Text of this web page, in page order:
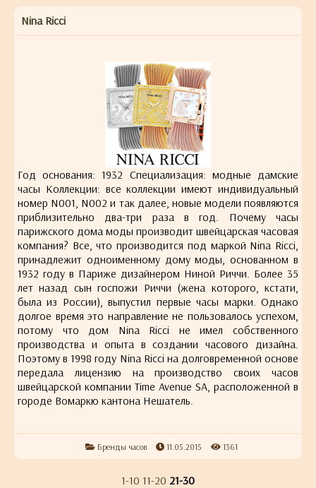
Nina Ricci
Год основания: 1932 Специализация: модные дамские
часы Коллекции: все коллекции имеют индивидуальный
номер N001, N002 и так далее, новые модели появляются
приблизительно два-три раза в год. Почему часы
парижского дома моды производит швейцарская часовая
компания? Все, что производится под маркой Nina Ricci,
принадлежит одноименному дому моды, основанном в
1932 году в Париже дизайнером Ниной Риччи. Более 35
лет назад сын госпожи Риччи (жена которого, кстати,
была из России), выпустил первые часы марки. Однако
долгое время это направление не пользовалось успехом,
потому что дом Nina Ricci не имел собственного
производства и опыта в создании часового дизайна.
Поэтому в 1998 году Nina Ricci на долговременной основе
передала лицензию на производство своих часов
швейцарской компании Time Avenue SA, расположенной в
городе Вомаркю кантона Нешатель.
Бренды часов 11.05.2015 1361
1-10 11-20 21-30